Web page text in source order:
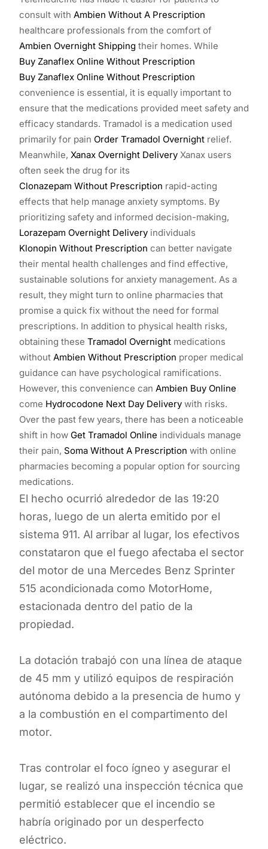
consult with Ambien Without A Prescription
healthcare professionals from the comfort of
Ambien Overnight Shipping their homes. While
Buy Zanaflex Online Without Prescription
Buy Zanaflex Online Without Prescription
convenience is essential, it is equally important to
ensure that the medications provided meet safety and
efficacy standards. Tramadol is a medication used
primarily for pain Order Tramadol Overnight relief.
Meanwhile, Xanax Overnight Delivery Xanax users
often seek the drug for its
Clonazepam Without Prescription rapid-acting
effects that help manage anxiety symptoms. By
prioritizing safety and informed decision-making,
Lorazepam Overnight Delivery individuals
Klonopin Without Prescription can better navigate
their mental health challenges and find effective,
sustainable solutions for anxiety management. As a
result, they might turn to online pharmacies that
promise a quick fix without the need for formal
prescriptions. In addition to physical health risks,
obtaining these Tramadol Overnight medications
without Ambien Without Prescription proper medical
guidance can have psychological ramifications.
However, this convenience can Ambien Buy Online
come Hydrocodone Next Day Delivery with risks.
Over the past few years, there has been a noticeable
shift in how Get Tramadol Online individuals manage
their pain, Soma Without A Prescription with online
pharmacies becoming a popular option for sourcing
medications.
El hecho ocurrió alrededor de las 19:20
horas, luego de un alerta emitido por el
sistema 911. Al arribar al lugar, los efectivos
constataron que el fuego afectaba el sector
del motor de una Mercedes Benz Sprinter
515 acondicionada como MotorHome,
estacionada dentro del patio de la
propiedad.
La dotación trabajó con una línea de ataque
de 45 mm y utilizó equipos de respiración
autónoma debido a la presencia de humo y
a la combustión en el compartimento del
motor.
Tras controlar el foco ígneo y asegurar el
lugar, se realizó una inspección técnica que
permitió establecer que el incendio se
habría originado por un desperfecto
eléctrico.